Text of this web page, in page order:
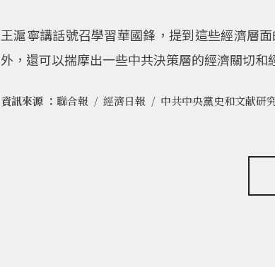
王滬寧講話號召學習華國鋒，提到這些經濟層
外，還可以揣摩出一些中共決策層的經濟關切和
資訊來源 ： 聯合報 經濟日報 中共中央黨史和文献研